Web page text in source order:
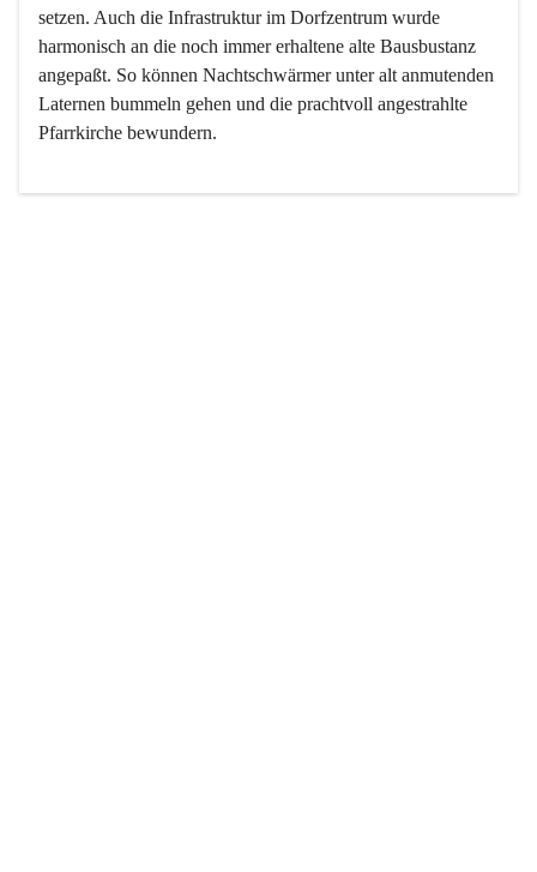
setzen. Auch die Infrastruktur im Dorfzentrum wurde
harmonisch an die noch immer erhaltene alte Bausbustanz
angepaßt. So können Nachtschwärmer unter alt anmutenden
Laternen bummeln gehen und die prachtvoll angestrahlte
Pfarrkirche bewundern.
Der Weinbau dominert heute nicht mehr, ist aber integrativer